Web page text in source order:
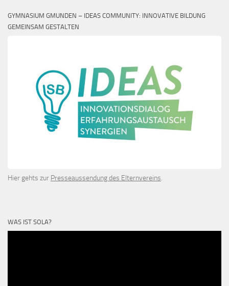
GYMNASIUM GMUNDEN – IDEAS COMMUNITY: INNOVATIVE BILDUNG
GEMEINSAM GESTALTEN
Hier gehts zur Presseaussendung des Elternvereins.
WAS IST SOLA?